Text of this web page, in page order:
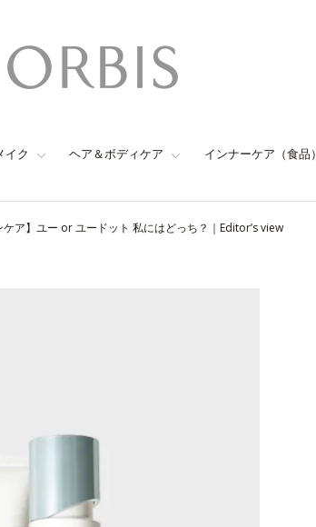
イク ヘア＆ボディケア インナーケア（食品）
ケア】ユー or ユードット 私にはどっち？｜Editor’s view